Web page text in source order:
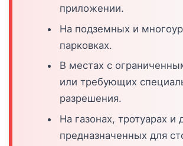
приложении.
На подземных и
парковках.
В местах с
или требующих
разрешения.
На газонах, тротуарах и
предназначенных для